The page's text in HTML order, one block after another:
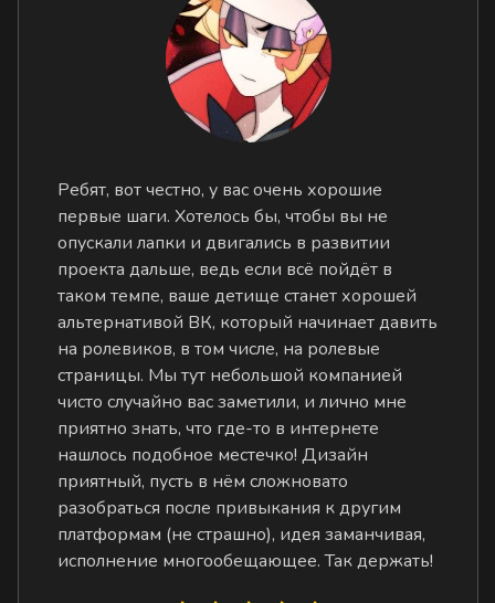
Ребят, вот честно, у вас очень хорошие
первые шаги. Хотелось бы, чтобы вы не
опускали лапки и двигались в развитии
проекта дальше, ведь если всё пойдёт в
таком темпе, ваше детище станет хорошей
альтернативой ВК, который начинает давить
на ролевиков, в том числе, на ролевые
страницы. Мы тут небольшой компанией
чисто случайно вас заметили, и лично мне
приятно знать, что где-то в интернете
нашлось подобное местечко! Дизайн
приятный, пусть в нём сложновато
разобраться после привыкания к другим
платформам (не страшно), идея заманчивая,
исполнение многообещающее. Так держать!